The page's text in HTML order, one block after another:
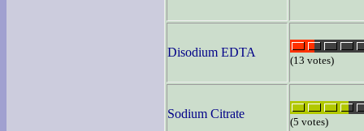
Disodium EDTA
(13 votes)
Sodium Citrate
(5 votes)